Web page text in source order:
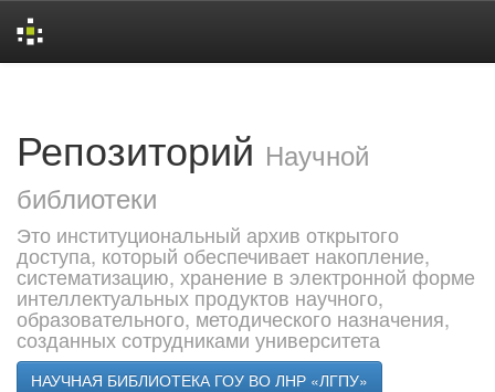
Репозиторий Научной
библиотеки
Это институциональный архив открытого
доступа, который обеспечивает накопление,
систематизацию, хранение в электронной форме
интеллектуальных продуктов научного,
образовательного, методического назначения,
созданных сотрудниками университета
НАУЧНАЯ БИБЛИОТЕКА ГОУ ВО ЛНР «ЛГПУ»